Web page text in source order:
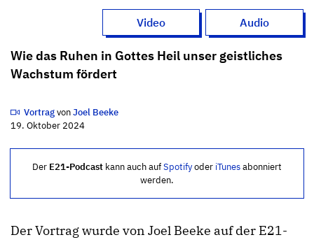
Video Audio
Wie das Ruhen in Gottes Heil unser geistliches
Wachstum fördert
VortragvonJoel Beeke
19. Oktober 2024
Der E21-Podcast kann auch aufSpotifyoder iTunesabonniert
werden.
Der Vortrag wurde von Joel Beeke auf der E21-